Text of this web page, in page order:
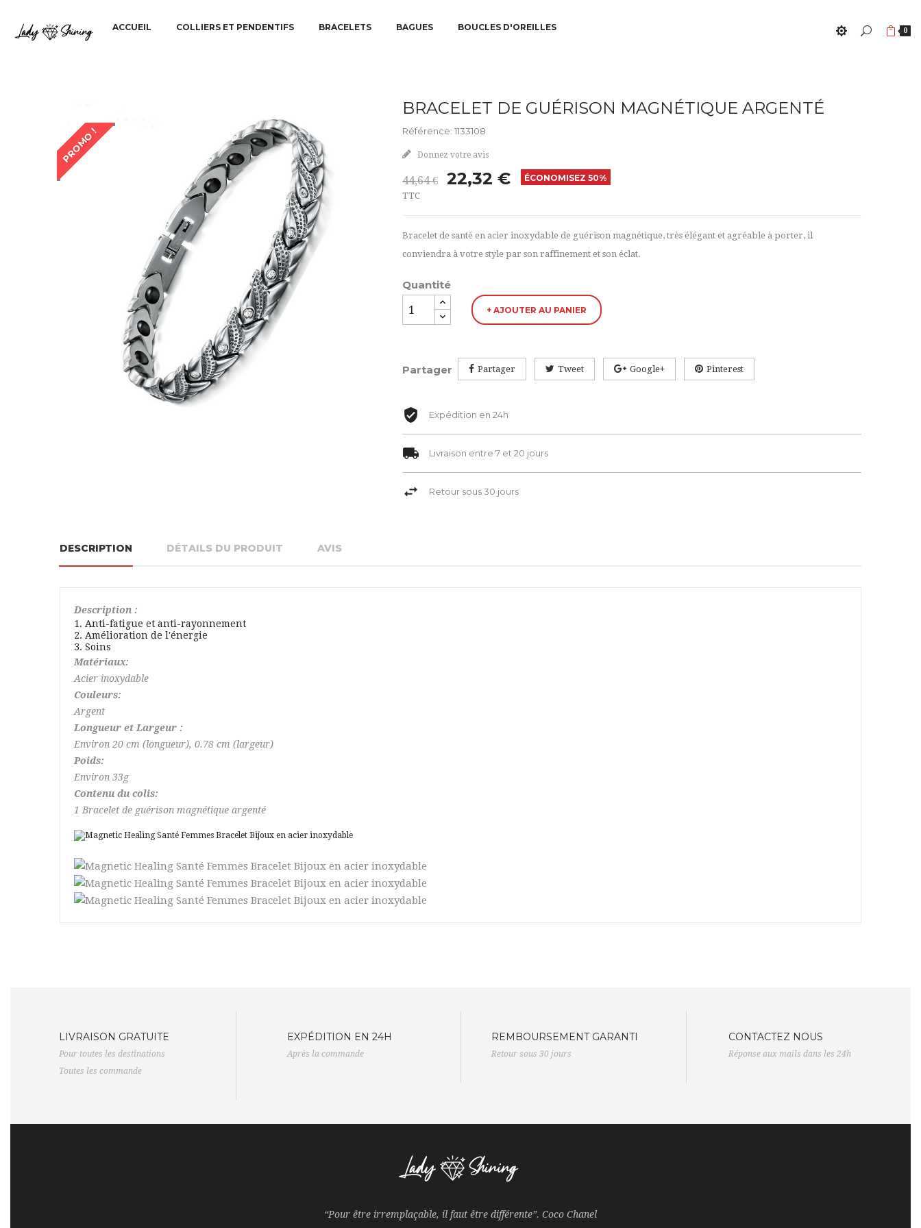
ACCUEIL COLLIERS ET PENDENTIFS BRACELETS BAGUES BOUCLES D'OREILLES 0
PROMO !
BRACELET DE GUÉRISON MAGNÉTIQUE ARGENTÉ
Référence: 1133108
Donnez votre avis
44,64 € 22,32 €
ÉCONOMISEZ 50%
TTC
Bracelet de santé en acier inoxydable de guérison magnétique, très élégant et agréable à porter, il
conviendra à votre style par son raffinement et son éclat.
Quantité
+ AJOUTER AU PANIER
Partager Partager Tweet Google+ Pinterest
Expédition en 24h
Livraison entre 7 et 20 jours
Retour sous 30 jours
DESCRIPTION DÉTAILS DU PRODUIT AVIS
Description :
1. Anti-fatigue et anti-rayonnement
2. Amélioration de l'énergie
3. Soins
Matériaux:
Acier inoxydable
Couleurs:
Argent
Longueur et Largeur :
Environ 20 cm (longueur), 0.78 cm (largeur)
Poids:
Environ 33g
Contenu du colis:
1 Bracelet de guérison magnétique argenté
LIVRAISON GRATUITE
Pour toutes les destinations
Toutes les commande
EXPÉDITION EN 24H
Après la commande
REMBOURSEMENT GARANTI
Retour sous 30 jours
CONTACTEZ NOUS
Réponse aux mails dans les 24h
“Pour être irremplaçable, il faut être différente”. Coco Chanel